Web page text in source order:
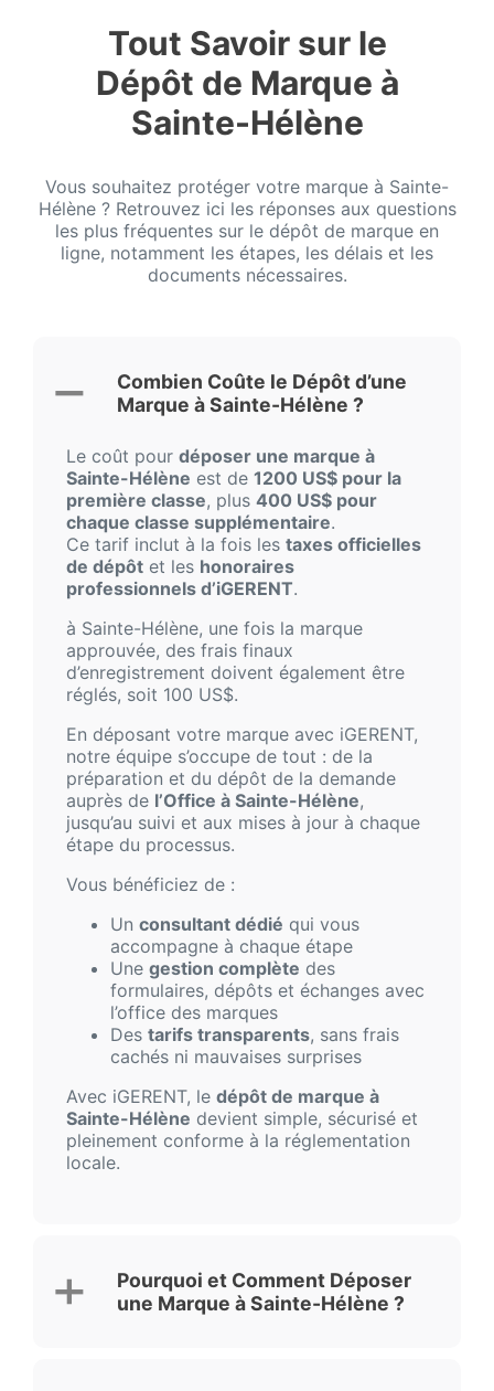
Tout Savoir sur le
Dépôt de Marque à
Sainte-Hélène
Vous souhaitez protéger votre marque à Sainte-
Hélène ? Retrouvez ici les réponses aux questions
les plus fréquentes sur le dépôt de marque en
ligne, notamment les étapes, les délais et les
documents nécessaires.
Combien Coûte le Dépôt d’une
Marque à Sainte-Hélène ?
Le coût pour déposer une marque à
Sainte-Hélène est de 1200 US$ pour la
première classe, plus 400 US$ pour
chaque classe supplémentaire.
Ce tarif inclut à la fois les taxes officielles
de dépôt et les honoraires
professionnels d’iGERENT.
à Sainte-Hélène, une fois la marque
approuvée, des frais finaux
d’enregistrement doivent également être
réglés, soit 100 US$.
En déposant votre marque avec iGERENT,
notre équipe s’occupe de tout : de la
préparation et du dépôt de la demande
auprès de l’Office à Sainte-Hélène,
jusqu’au suivi et aux mises à jour à chaque
étape du processus.
Vous bénéficiez de :
Un consultant dédié qui vous
accompagne à chaque étape
Une gestion complète des
formulaires, dépôts et échanges avec
l’office des marques
Des tarifs transparents, sans frais
cachés ni mauvaises surprises
Avec iGERENT, le dépôt de marque à
Sainte-Hélène devient simple, sécurisé et
pleinement conforme à la réglementation
locale.
Pourquoi et Comment Déposer
une Marque à Sainte-Hélène ?